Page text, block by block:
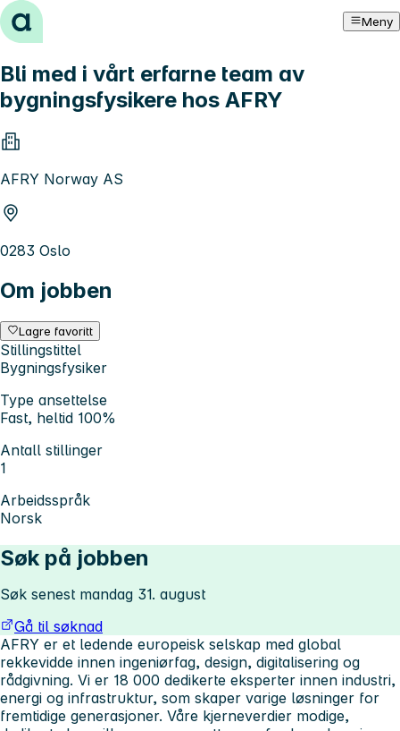
Hopp til innhold Meny
Bli med i vårt erfarne team av
bygningsfysikere hos AFRY
AFRY Norway AS
0283 Oslo
Om jobben
Lagre favoritt
Stillingstittel
Bygningsfysiker
Type ansettelse
Fast, heltid 100%
Antall stillinger
1
Arbeidsspråk
Norsk
Søk på jobben
Søk senest mandag 31. august
Gå til søknad
AFRY er et ledende europeisk selskap med global
rekkevidde innen ingeniørfag, design, digitalisering og
rådgivning. Vi er 18 000 dedikerte eksperter innen industri,
energi og infrastruktur, som skaper varige løsninger for
fremtidige generasjoner. Våre kjerneverdier modige,